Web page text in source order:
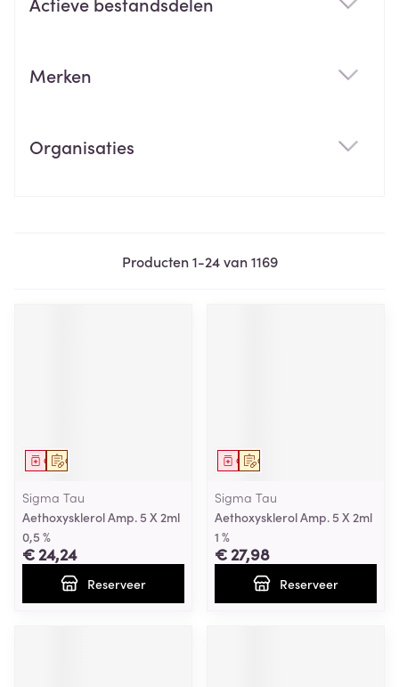
Merken
Organisaties
Producten1-24van1169
Op voorschrift
Geneesmiddel
Sigma Tau
Aethoxysklerol Amp. 5 X 2ml
0,5 %
€ 24,24
Reserveer
Op voorschrift
Geneesmiddel
Sigma Tau
Aethoxysklerol Amp. 5 X 2ml
1 %
€ 27,98
Reserveer